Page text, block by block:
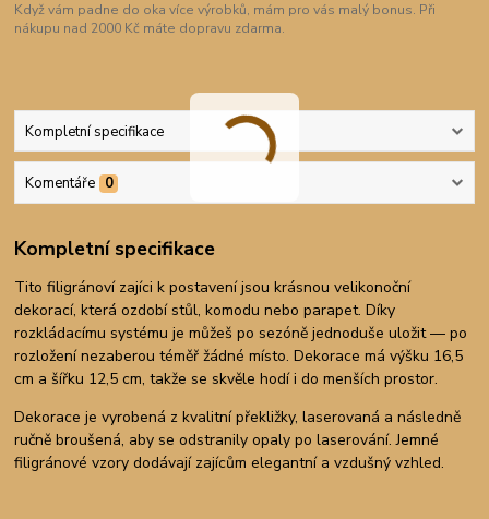
Když vám padne do oka více výrobků, mám pro vás malý bonus. Při
nákupu nad 2000 Kč máte dopravu zdarma.
Kompletní specifikace
Komentáře 0
Kompletní specifikace
Tito filigránoví zajíci k postavení jsou krásnou velikonoční
dekorací, která ozdobí stůl, komodu nebo parapet. Díky
rozkládacímu systému je můžeš po sezóně jednoduše uložit — po
rozložení nezaberou téměř žádné místo. Dekorace má výšku 16,5
cm a šířku 12,5 cm, takže se skvěle hodí i do menších prostor.
Dekorace je vyrobená z kvalitní překližky, laserovaná a následně
ručně broušená, aby se odstranily opaly po laserování. Jemné
filigránové vzory dodávají zajícům elegantní a vzdušný vzhled.